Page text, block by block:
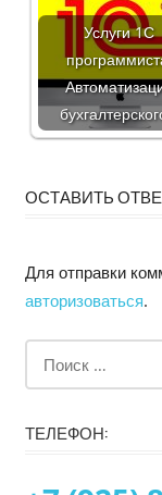
Услуги 1С
ОСТАВИТЬ
Для отправки
авторизоваться.
ТЕЛЕФОН: